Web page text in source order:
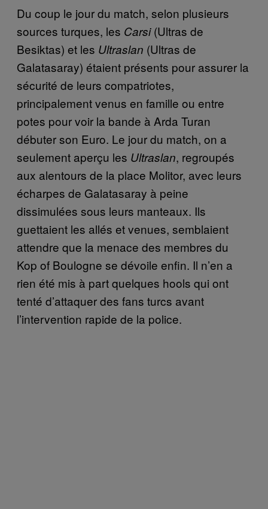
Du coup le jour du match, selon plusieurs
sources turques, les Carsi(Ultras de
Besiktas) et les Ultraslan (Ultras de
Galatasaray) étaient présents pour assurer la
sécurité de leurs compatriotes,
principalement venus en famille ou entre
potes pour voir la bande à Arda Turan
débuter son Euro. Le jour du match, on a
seulement aperçu les Ultraslan, regroupés
aux alentours de la place Molitor, avec leurs
écharpes de Galatasaray à peine
dissimulées sous leurs manteaux. Ils
guettaient les allés et venues, semblaient
attendre que la menace des membres du
Kop of Boulogne se dévoile enfin. Il n’en a
rien été mis à part quelques hools qui ont
tenté d’attaquer des fans turcs avant
l’intervention rapide de la police.